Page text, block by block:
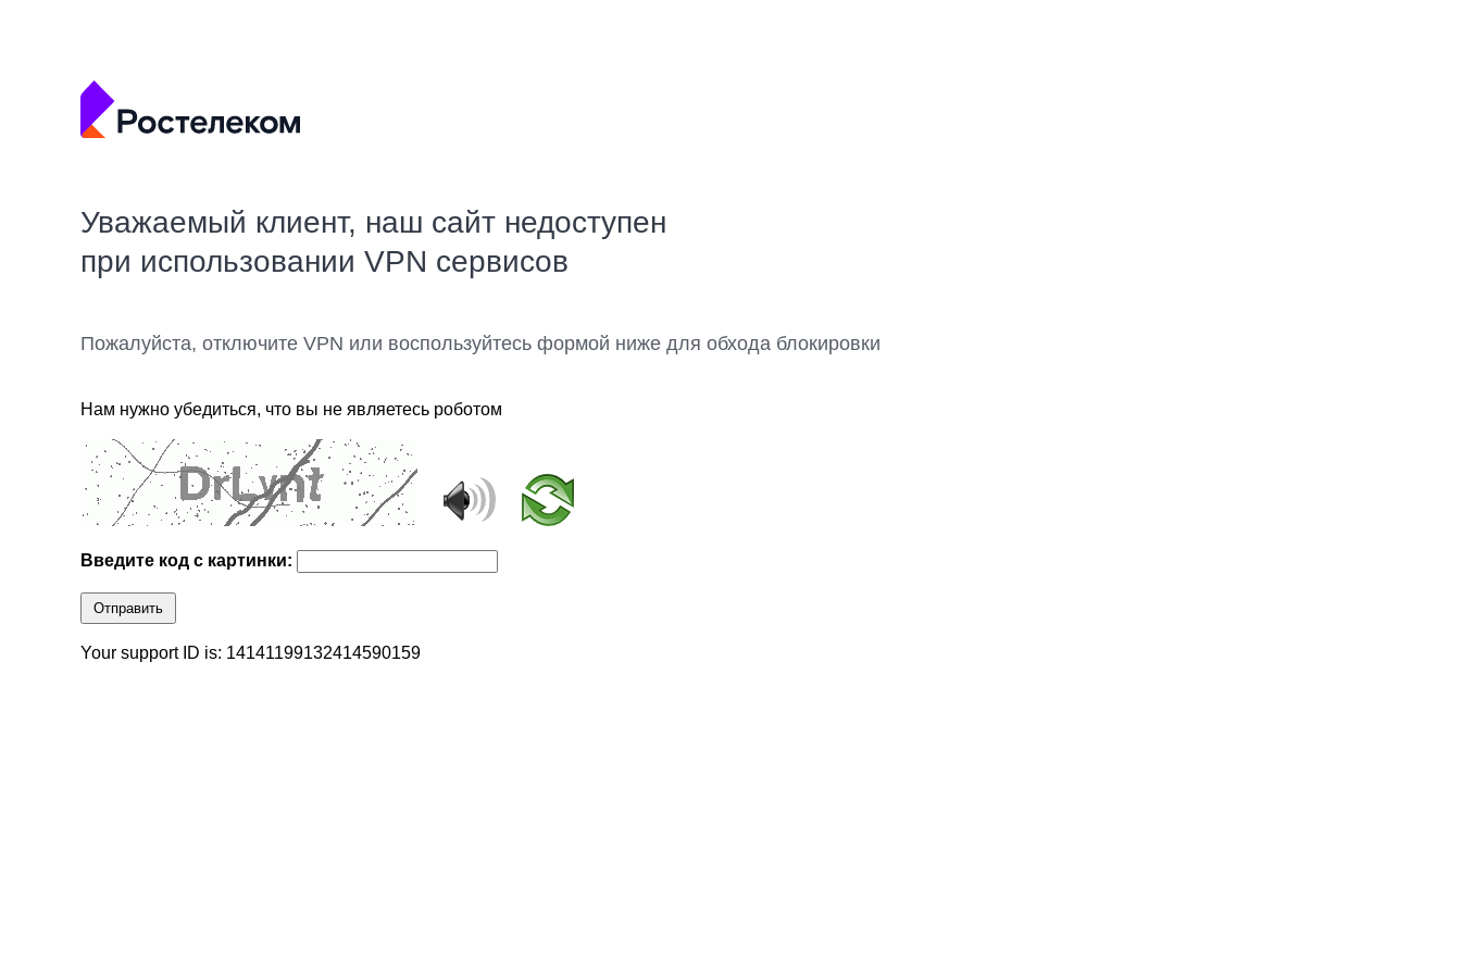
Уважаемый клиент, наш сайт недоступен
при использовании VPN сервисов
Пожалуйста, отключите VPN или воспользуйтесь формой ниже для обхода блокировки
Нам нужно убедиться, что вы не являетесь роботом
Введите код с картинки:
Отправить
Your support ID is: 14141199132414590159